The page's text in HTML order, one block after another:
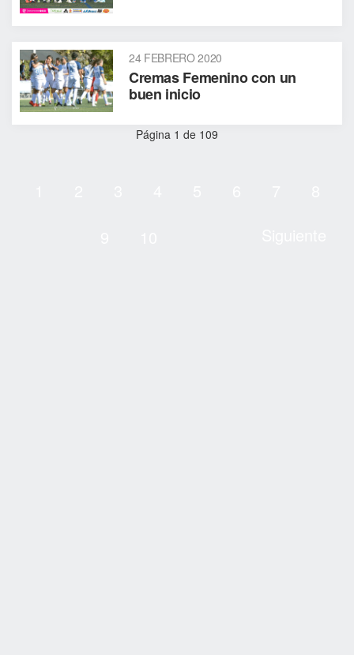
24 FEBRERO 2020
Cremas Femenino con un
buen inicio
Página 1 de 109